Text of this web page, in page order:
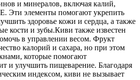
и минералов, включая калий,
Эти элементы помогают укрепить
здоровье кожи и сердца, а также
кости и зубы.Киви также известен
в управлении весом. Фрукт
калорий и сахара, но при этом
которые помогают
и улучшить пищеварение. Благодаря
индексом, киви не вызывает